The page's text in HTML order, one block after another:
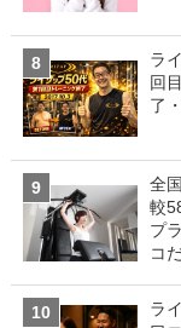
ラ
回
了
全
較
プ
コ
ラ